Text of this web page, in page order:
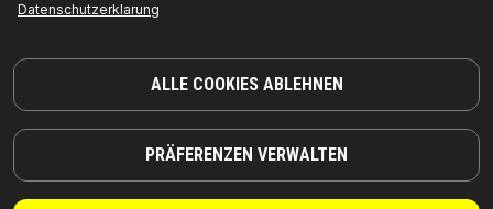
Datenschutzerklarung
ALLE COOKIES ABLEHNEN
PRÄFERENZEN VERWALTEN
PREIS FÜR HÄNDLER ERHALTEN
542R0010
RIDEX Keilrippenriemensatz
Riemen: 1,beinhaltete Rollen:
Umlenkrolle,Breite [mm]:25,Hersteller
Artikelnummer:542R0010,Die Hersteller:RIDEX,